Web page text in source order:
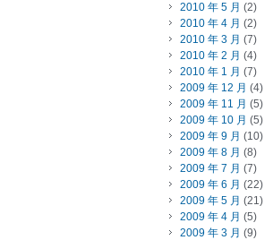
2010 年 5 月 (2)
2010 年 4 月 (2)
2010 年 3 月 (7)
2010 年 2 月 (4)
2010 年 1 月 (7)
2009 年 12 月 (4)
2009 年 11 月 (5)
2009 年 10 月 (5)
2009 年 9 月 (10)
2009 年 8 月 (8)
2009 年 7 月 (7)
2009 年 6 月 (22)
2009 年 5 月 (21)
2009 年 4 月 (5)
2009 年 3 月 (9)